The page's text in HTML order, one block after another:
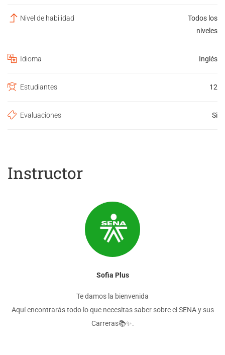
Nivel de habilidad
Todos los
niveles
Idioma Inglés
Estudiantes 12
Evaluaciones Si
Instructor
Sofia Plus
Te damos la bienvenida
Aquí encontrarás todo lo que necesitas saber sobre el SENA y sus
Carreras📚✨.